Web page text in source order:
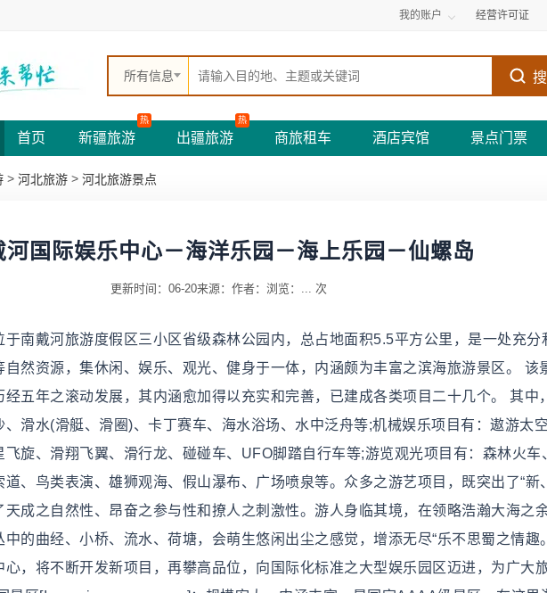
我的账户 经营许可证
所有信息
首页 新疆旅游
热
出疆旅游
热
商旅租车 酒店宾馆 景点门票
> 河北旅游 > 河北旅游景点
河国际娱乐中心－海洋乐园－海上乐园－仙螺岛
更新时间：06-20来源： 作者： 浏览： ... 次
于南戴河旅游度假区三小区省级森林公园内，总占地面积5.5平方公里，是一处充分
自然资源，集休闲、娱乐、观光、健身于一体，内涵颇为丰富之滨海旅游景区。 该
五年之滚动发展，其内涵愈加得以充实和完善，已建成各类项目二十几个。 其中
滑水(滑艇、滑圈)、卡丁赛车、海水浴场、水中泛舟等;机械娱乐项目有：遨游太
旋、滑翔飞翼、滑行龙、碰碰车、UFO脚踏自行车等;游览观光项目有：森林火车
、鸟类表演、雄狮观海、假山瀑布、广场喷泉等。众多之游艺项目，既突出了“新
成之自然性、昂奋之参与性和撩人之刺激性。游人身临其境，在领略浩瀚大海之
的曲经、小桥、流水、荷塘，会萌生悠闲出尘之感觉，增添无尽“乐不思蜀之情趣
心，将不断开发新项目，再攀高品位，向国际化标准之大型娱乐园区迈进，为广大